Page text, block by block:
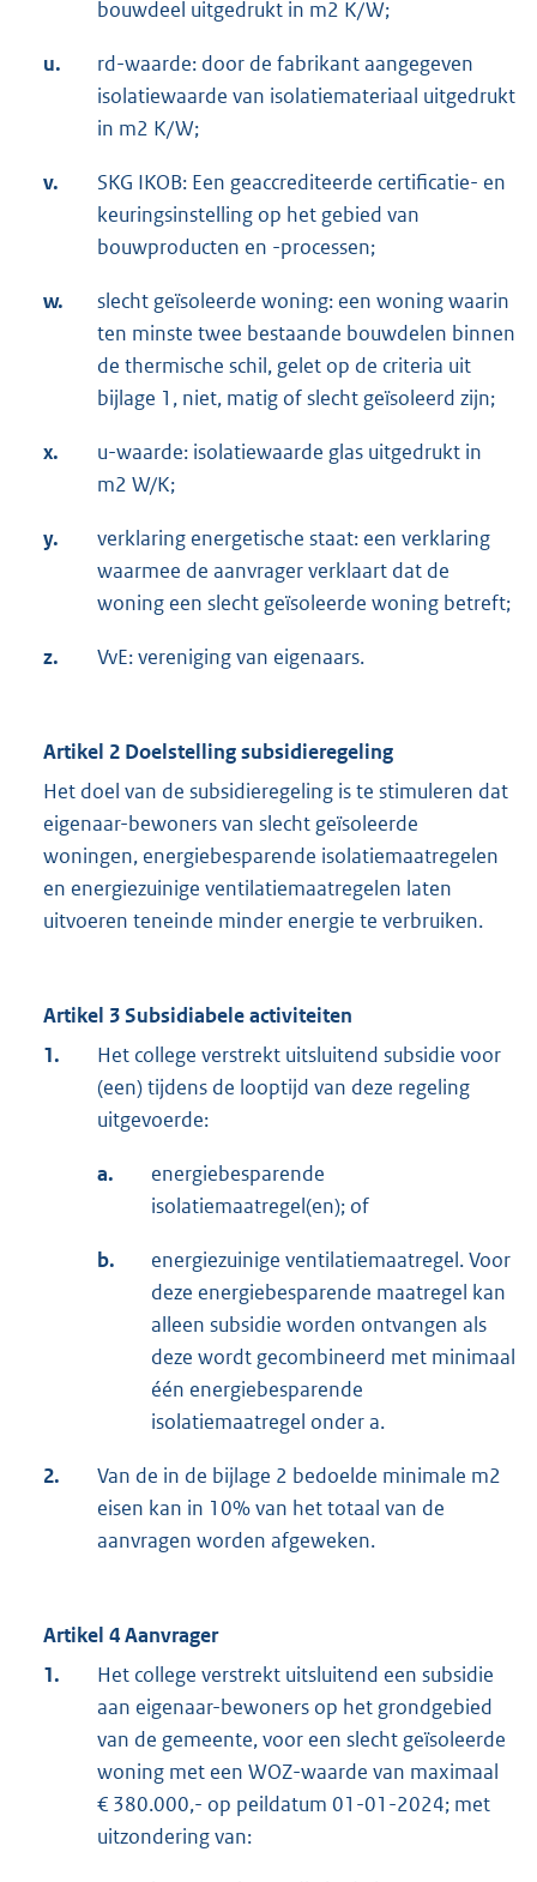
bouwdeel uitgedrukt in m2 K/W;
u.
rd-waarde: door de fabrikant aangegeven
isolatiewaarde van isolatiemateriaal uitgedrukt
in m2 K/W;
v.
SKG IKOB: Een geaccrediteerde certificatie- en
keuringsinstelling op het gebied van
bouwproducten en -processen;
w.
slecht geïsoleerde woning: een woning waarin
ten minste twee bestaande bouwdelen binnen
de thermische schil, gelet op de criteria uit
bijlage 1, niet, matig of slecht geïsoleerd zijn;
x.
u-waarde: isolatiewaarde glas uitgedrukt in
m2 W/K;
y.
verklaring energetische staat: een verklaring
waarmee de aanvrager verklaart dat de
woning een slecht geïsoleerde woning betreft;
z. VvE: vereniging van eigenaars.
Artikel 2 Doelstelling subsidieregeling
Het doel van de subsidieregeling is te stimuleren dat
eigenaar-bewoners van slecht geïsoleerde
woningen, energiebesparende isolatiemaatregelen
en energiezuinige ventilatiemaatregelen laten
uitvoeren teneinde minder energie te verbruiken.
Artikel 3 Subsidiabele activiteiten
1.
Het college verstrekt uitsluitend subsidie voor
(een) tijdens de looptijd van deze regeling
uitgevoerde:
a.
energiebesparende
isolatiemaatregel(en); of
b.
energiezuinige ventilatiemaatregel. Voor
deze energiebesparende maatregel kan
alleen subsidie worden ontvangen als
deze wordt gecombineerd met minimaal
één energiebesparende
isolatiemaatregel onder a.
2.
Van de in de bijlage 2 bedoelde minimale m2
eisen kan in 10% van het totaal van de
aanvragen worden afgeweken.
Artikel 4 Aanvrager
1.
Het college verstrekt uitsluitend een subsidie
aan eigenaar-bewoners op het grondgebied
van de gemeente, voor een slecht geïsoleerde
woning met een WOZ-waarde van maximaal
€ 380.000,- op peildatum 01-01-2024; met
uitzondering van: